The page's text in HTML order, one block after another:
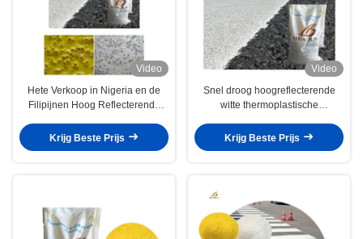
Video
Hete Verkoop in Nigeria en de
Filipijnen Hoog Reflecterende
Gemengde Glaskralen Markering
Snelweg Thermoplastische
Krijg Beste Prijs
Video
Snel droog hoogreflecterende
witte thermoplastische
voorgemengde glazen kralen
voor weglijnmarkering
Krijg Beste Prijs